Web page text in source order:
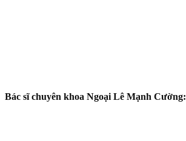
Bác sĩ chuyên khoa Ngoại Lê Mạnh Cường: